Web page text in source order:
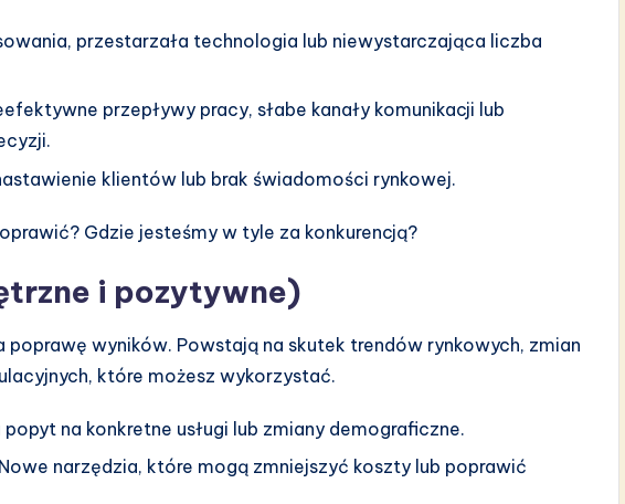
przestarzała technologia lub niewystarczająca liczba
przepływy pracy, słabe kanały komunikacji lub
klientów lub brak świadomości rynkowej.
Gdzie jesteśmy w tyle za konkurencją?
i pozytywne)
poprawę wyników. Powstają na skutek trendów rynkowych, zmian
które możesz wykorzystać.
popyt na konkretne usługi lub zmiany demograficzne.
Nowe narzędzia, które mogą zmniejszyć koszty lub poprawić